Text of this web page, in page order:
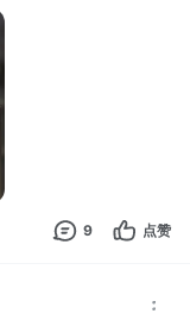
材料短缺，堆积大
9 点赞